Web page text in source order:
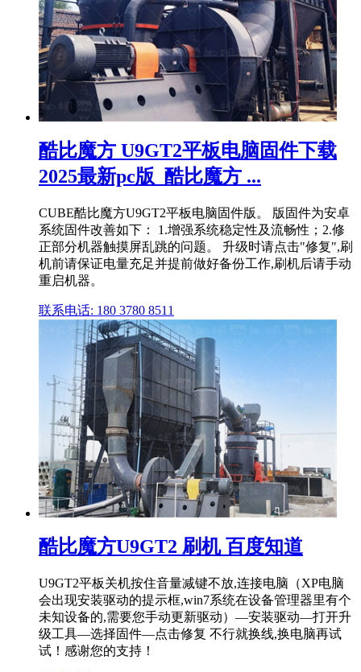
酷比魔方 U9GT2平板电脑固件下载
2025最新pc版_酷比魔方 ...
CUBE酷比魔方U9GT2平板电脑固件版。 版固件为安卓
系统固件改善如下： 1.增强系统稳定性及流畅性；2.修
正部分机器触摸屏乱跳的问题。 升级时请点击"修复",刷
机前请保证电量充足并提前做好备份工作,刷机后请手动
重启机器。
联系电话: 180 3780 8511
酷比魔方U9GT2 刷机 百度知道
U9GT2平板关机按住音量减键不放,连接电脑（XP电脑
会出现安装驱动的提示框,win7系统在设备管理器里有个
未知设备的,需要您手动更新驱动）—安装驱动—打开升
级工具—选择固件—点击修复 不行就换线,换电脑再试
试！感谢您的支持！